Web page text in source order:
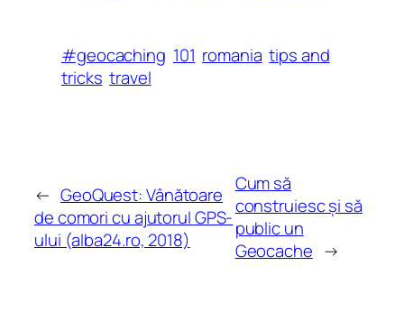
#geocaching 101 romania tips and
tricks travel
← GeoQuest: Vânătoare
de comori cu ajutorul GPS-
ului (alba24.ro, 2018)
Cum să
construiesc și să
public un
Geocache →